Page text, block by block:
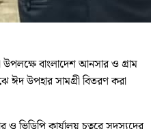
বাংলাদেশ আনসার ও গ্রাম
ঈদ উপহার সামগ্রী বিতরণ করা